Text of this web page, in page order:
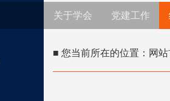
关于学会 党建工作
■ 您当前所在的位置： 网